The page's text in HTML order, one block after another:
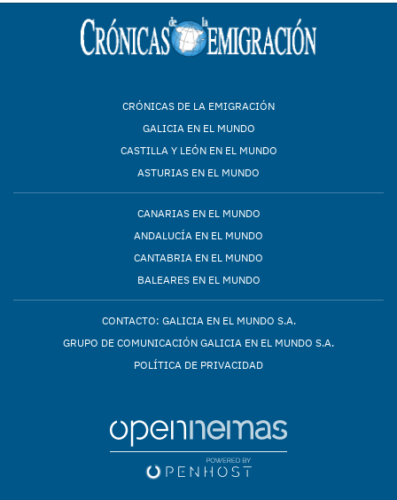
CRÓNICAS DE LA EMIGRACIÓN
GALICIA EN EL MUNDO
CASTILLA Y LEÓN EN EL MUNDO
ASTURIAS EN EL MUNDO
CANARIAS EN EL MUNDO
ANDALUCÍA EN EL MUNDO
CANTABRIA EN EL MUNDO
BALEARES EN EL MUNDO
CONTACTO: GALICIA EN EL MUNDO S.A.
GRUPO DE COMUNICACIÓN GALICIA EN EL MUNDO S.A.
POLÍTICA DE PRIVACIDAD